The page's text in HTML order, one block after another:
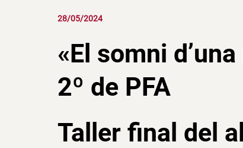
28/05/2024
«El somni
2º de PFA
Taller final del